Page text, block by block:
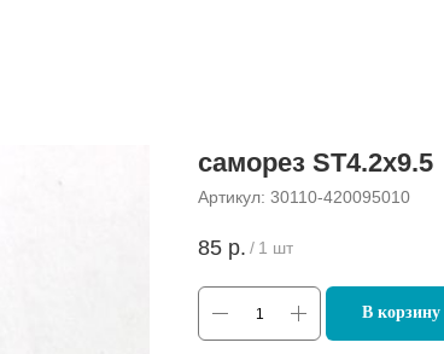
саморез ST4.2x9.5
Артикул: 30110-420095010
85 р. / 1 шт
В корзину